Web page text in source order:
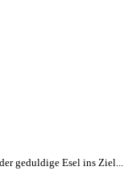
geduldige Esel ins Ziel...